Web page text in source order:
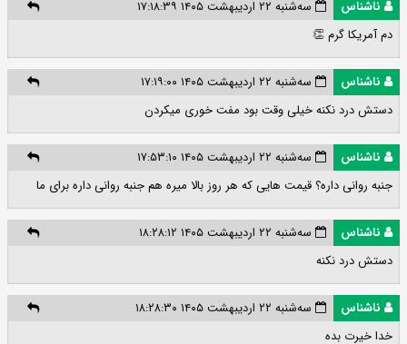
ناشناس
سه‌شنبه ۲۲ اردیبهشت ۱۴۰۵ ۱۷:۱۸:۳۹
دم آمریکا گرم 👏
ناشناس
سه‌شنبه ۲۲ اردیبهشت ۱۴۰۵ ۱۷:۱۹:۰۰
دستش درد نکنه خیلی وقت بود مفت خوری میکردن
ناشناس
سه‌شنبه ۲۲ اردیبهشت ۱۴۰۵ ۱۷:۵۳:۱۰
جنبه روانی داره؟ قیمت هایی که هر روز بالا میره هم جنبه روانی داره برای ما
ناشناس
سه‌شنبه ۲۲ اردیبهشت ۱۴۰۵ ۱۸:۲۸:۱۲
دستش درد نکنه
ناشناس
سه‌شنبه ۲۲ اردیبهشت ۱۴۰۵ ۱۸:۲۸:۳۰
خدا خیرت بده